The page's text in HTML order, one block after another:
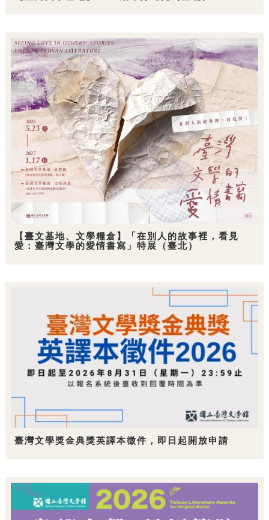
【臺文基地、文學糧倉】「在別人的故事裡，看見
愛：臺灣文學的愛情書寫」特展（臺北）
臺灣文學獎金典獎英譯本徵件，即日起開放申請